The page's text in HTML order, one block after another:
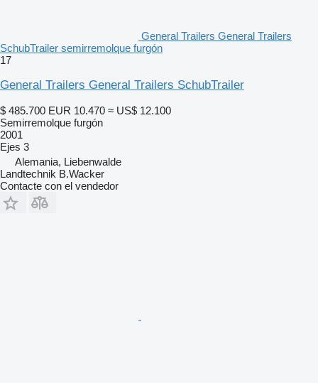
General Trailers General Trailers
SchubTrailer semirremolque furgón
17
General Trailers General Trailers SchubTrailer
$ 485.700 EUR 10.470 ≈ US$ 12.100
Semirremolque furgón
2001
Ejes 3
Alemania, Liebenwalde
Landtechnik B.Wacker
Contacte con el vendedor